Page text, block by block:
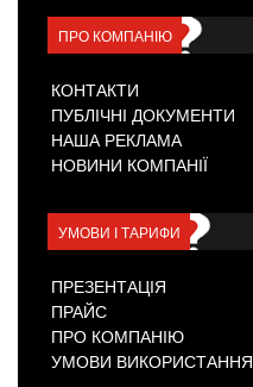
ПРО КОМПАНІЮ
КОНТАКТИ
ПУБЛІЧНІ ДОКУМЕНТИ
НАША РЕКЛАМА
НОВИНИ КОМПАНІЇ
УМОВИ І ТАРИФИ
ПРЕЗЕНТАЦІЯ
ПРАЙС
ПРО КОМПАНІЮ
УМОВИ ВИКОРИСТАННЯ